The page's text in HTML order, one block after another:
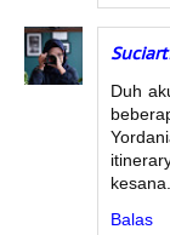
Duh
kesana.
Balas